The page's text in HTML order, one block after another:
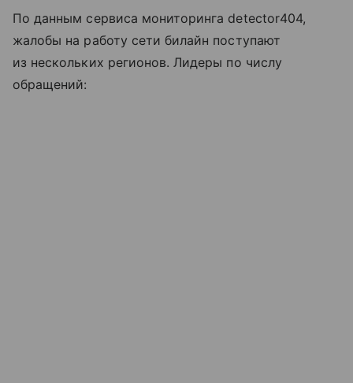
По данным сервиса мониторинга detector404,
жалобы на работу сети билайн поступают
из нескольких регионов. Лидеры по числу
обращений: